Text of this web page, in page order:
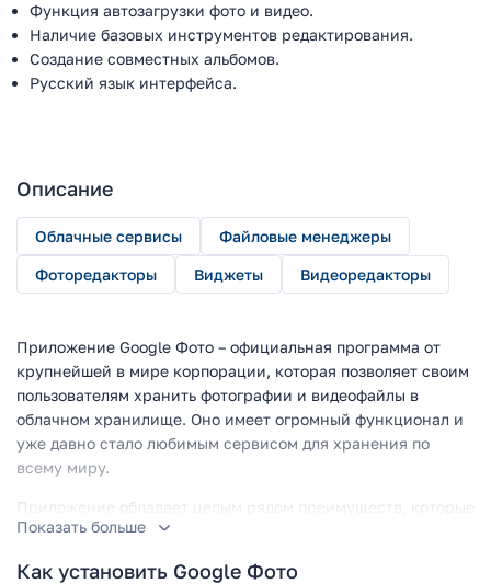
Функция автозагрузки фото и видео.
Наличие базовых инструментов редактирования.
Создание совместных альбомов.
Русский язык интерфейса.
Описание
Облачные сервисы Файловые менеджеры
Фоторедакторы Виджеты Видеоредакторы
Приложение Google Фото – официальная программа от
крупнейшей в мире корпорации, которая позволяет своим
пользователям хранить фотографии и видеофайлы в
облачном хранилище. Оно имеет огромный функционал и
уже давно стало любимым сервисом для хранения по
всему миру.
Приложение обладает целым рядом преимуществ, которые
выгодно отличают его от аналогичных:
бесплатное использование;
Показать больше
Как установить Google Фото